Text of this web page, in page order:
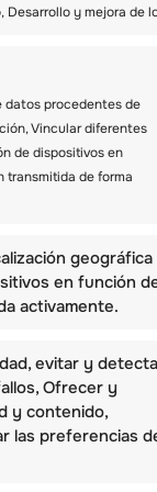
y mejora de
datos procedentes de
Vincular diferentes
de dispositivos en
transmitida de forma
geográfica
en función
activamente.
evitar y
Ofrecer y
y contenido,
las preferencias
son
A menudo,
o ningún
de plumón
en
sus
se moja. El
mejor cuando
también
y la
tener en
de esquí .
esquí
o